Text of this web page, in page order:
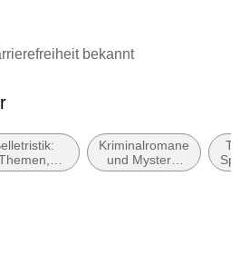
bekannt
Motive:
Kriminalromane
und Mystery:
Cosy Mystery